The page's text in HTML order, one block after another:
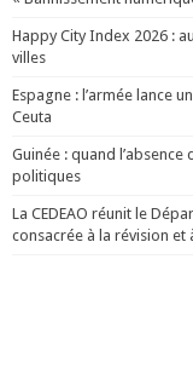
Happy City Index 2026 :
villes
Espagne : l’armée lance
Ceuta
Guinée : quand
politiques
La CEDEAO réunit le
consacrée à la révision